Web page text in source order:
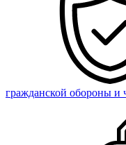
гражданской обороны и